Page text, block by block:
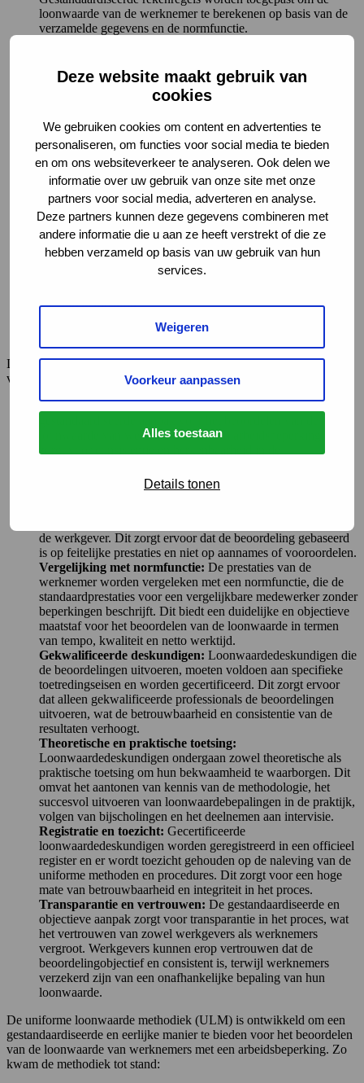
Deze website maakt gebruik van
cookies
We gebruiken cookies om content en advertenties te
personaliseren, om functies voor social media te bieden
en om ons websiteverkeer te analyseren. Ook delen we
informatie over uw gebruik van onze site met onze
partners voor social media, adverteren en analyse.
Deze partners kunnen deze gegevens combineren met
andere informatie die u aan ze heeft verstrekt of die ze
hebben verzameld op basis van uw gebruik van hun
services.
Weigeren
Voorkeur aanpassen
Alles toestaan
Details tonen
loonwaarde van de werknemer te berekenen op basis van de
verzamelde gegevens en de normfunctie.
moeten voldoen aan specifieke toetredingseisen en worden
gecertificeerd. Dit zorgt ervoor dat alleen gekwalificeerde
professionals de beoordelingen uitvoeren, wat de
Praktijk- en theoretische toetsing
Loonwaardedeskundigen ondergaan zowel theoretische als
praktische toetsing om hun bekwaamheid te waarborgen. Dit
omvat het aantonen van kennis van de methodologie, het
succesvol uitvoeren van loonwaardebepalingen in de praktijk,
het volgen van bijscholingen en het deelnemen aan intervisie.
Registratie en handhaving
Gecertificeerde loonwaardedeskundigen worden opgenomen
in een officieel register. Er wordt toezicht gehouden op de
naleving van de uniforme methoden en procedures en de
gedragscode en er komt een klachtencommissie beschikbaar
Kwaliteitsborging
De kwaliteitsborging van de uitvoering van de methodiek
wordt gewaarborgd door persoonscertificering en registratie.
De uniforme loonwaardemethodiek (ULM) werkt effectief om de
volgende redenen:
Consistentie en herkenbaarheid:De ULM gebruikt een
loonwaarde van werknemers met een arbeidsbeperking. Dit
zorgt voor consistentie en herkenbaarheid in de
toegepast in elke situatie.
Objectieve beoordeling:De methode maakt gebruik van
de werkgever. Dit zorgt ervoor dat de beoordeling gebaseerd
is op feitelijke prestaties en niet op aannames of vooroordelen.
Vergelijking met normfunctie: De prestaties van de
werknemer worden vergeleken met een normfunctie, die de
standaardprestaties voor een vergelijkbare medewerker zonder
beperkingen beschrijft. Dit biedt een duidelijke en objectieve
maatstaf voor het beoordelen van de loonwaarde in termen
van tempo, kwaliteit en netto werktijd.
Gekwalificeerde deskundigen: Loonwaardedeskundigen die
de beoordelingen uitvoeren, moeten voldoen aan specifieke
toetredingseisen en worden gecertificeerd. Dit zorgt ervoor
dat alleen gekwalificeerde professionals de beoordelingen
uitvoeren, wat de betrouwbaarheid en consistentie van de
resultaten verhoogt.
Theoretische en praktische toetsing:
Loonwaardedeskundigen ondergaan zowel theoretische als
praktische toetsing om hun bekwaamheid te waarborgen. Dit
omvat het aantonen van kennis van de methodologie, het
succesvol uitvoeren van loonwaardebepalingen in de praktijk,
volgen van bijscholingen en het deelnemen aan intervisie.
Registratie en toezicht: Gecertificeerde
loonwaardedeskundigen worden geregistreerd in een officieel
register en er wordt toezicht gehouden op de naleving van de
uniforme methoden en procedures. Dit zorgt voor een hoge
mate van betrouwbaarheid en integriteit in het proces.
Transparantie en vertrouwen: De gestandaardiseerde en
objectieve aanpak zorgt voor transparantie in het proces, wat
het vertrouwen van zowel werkgevers als werknemers
vergroot. Werkgevers kunnen erop vertrouwen dat de
beoordelingobjectief en consistent is, terwijl werknemers
verzekerd zijn van een onafhankelijke bepaling van hun
loonwaarde.
De uniforme loonwaarde methodiek (ULM) is ontwikkeld om een
gestandaardiseerde en eerlijke manier te bieden voor het beoordelen
van de loonwaarde van werknemers met een arbeidsbeperking. Zo
kwam de methodiek tot stand: